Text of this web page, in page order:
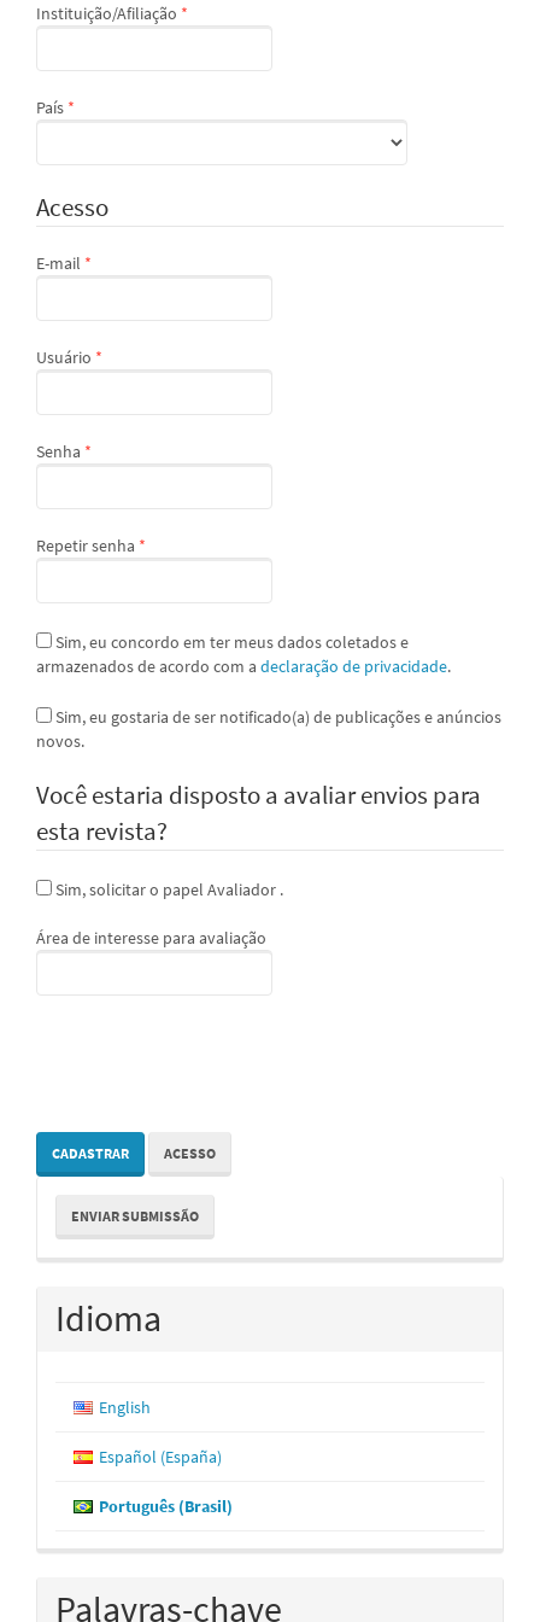
Instituição/Afiliação *
País *
Acesso
E-mail *
Usuário *
Senha *
Repetir senha *
armazenados de acordo com a declaração de privacidade.
novos.
Você estaria disposto a avaliar envios para
esta revista?
Sim, solicitar o papel Avaliador .
Área de interesse para avaliação
CADASTRAR ACESSO
Enviar
Submissão
ENVIAR SUBMISSÃO
Idioma
English
Español (España)
Português (Brasil)
Palavras-chave